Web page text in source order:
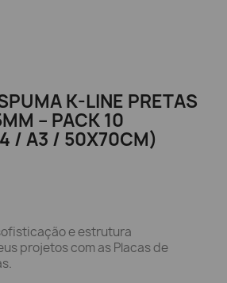
K-LINE PRETAS
– PACK 10
/ A3 / 50X70CM)
e estrutura
projetos com as Placas de